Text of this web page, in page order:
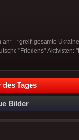
- *greift gesamte
"Friedens"-Aktivisten:
des Tages
Bilder